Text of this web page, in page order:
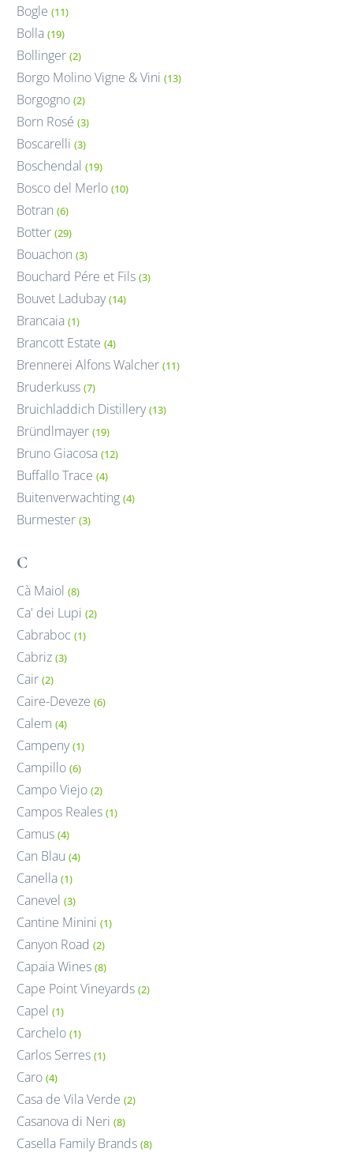
Bogle (11)
Bolla (19)
Bollinger (2)
Borgo Molino Vigne & Vini (13)
Borgogno(2)
Born Rosé (3)
Boscarelli (3)
Boschendal (19)
Bosco del Merlo (10)
Botran (6)
Botter (29)
Bouachon (3)
Bouchard Pére et Fils (3)
Bouvet Ladubay (14)
Brancaia (1)
Brancott Estate (4)
Brennerei Alfons Walcher (11)
Bruderkuss (7)
Bruichladdich Distillery (13)
Bründlmayer (19)
Bruno Giacosa (12)
Buffallo Trace (4)
Buitenverwachting (4)
Burmester (3)
C
Cà Maiol (8)
Ca' dei Lupi (2)
Cabraboc (1)
Cabriz (3)
Cair(2)
Caire-Deveze (6)
Calem (4)
Campeny (1)
Campillo (6)
Campo Viejo (2)
Campos Reales (1)
Camus (4)
Can Blau (4)
Canella (1)
Canevel (3)
Cantine Minini (1)
Canyon Road(2)
Capaia Wines (8)
Cape Point Vineyards (2)
Capel (1)
Carchelo (1)
Carlos Serres (1)
Caro (4)
Casa de Vila Verde (2)
Casanova di Neri (8)
Casella Family Brands (8)